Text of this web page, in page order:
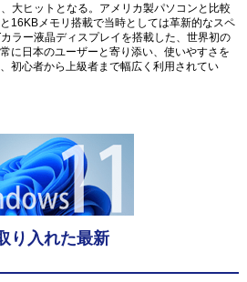
大ヒットとなる。アメリカ製パソコンと比較
16KBメモリ搭載で当時としては革新的なスペ
ラー液晶ディスプレイを搭載した、世界初の
に日本のユーザーと寄り添い、使いやすさを
初心者から上級者まで幅広く利用されてい
り入れた最新